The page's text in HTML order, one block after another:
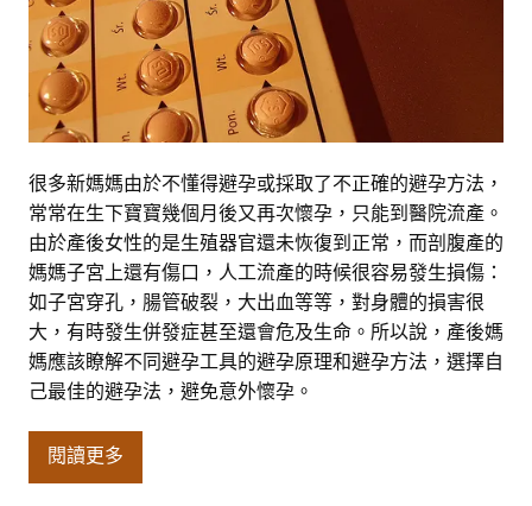
很多新媽媽由於不懂得避孕或採取了不正確的避孕方法，
常常在生下寶寶幾個月後又再次懷孕，只能到醫院流產。
由於產後女性的是生殖器官還未恢復到正常，而剖腹產的
媽媽子宮上還有傷口，人工流產的時候很容易發生損傷：
如子宮穿孔，腸管破裂，大出血等等，對身體的損害很
大，有時發生併發症甚至還會危及生命。所以說，產後媽
媽應該瞭解不同避孕工具的避孕原理和避孕方法，選擇自
己最佳的避孕法，避免意外懷孕。
閱讀更多